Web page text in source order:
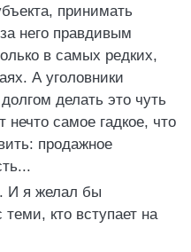
принимать
него правдивым
в самых редких,
А уголовники
делать это чуть
самое гадкое, что
продажное
И я желал бы
кто вступает на